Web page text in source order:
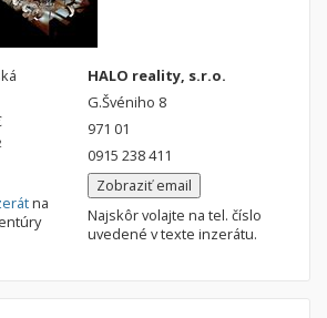
na
HALO reality, s.r.o.
G.Švéniho 8
971 01
0915 238 411
Zobraziť email
Najskôr volajte na tel. číslo
uvedené v texte inzerátu.